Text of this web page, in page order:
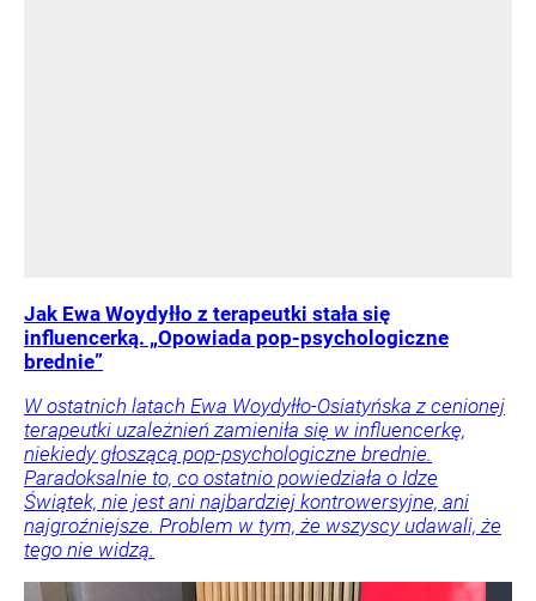
Jak Ewa Woydyłło z terapeutki stała się
influencerką. „Opowiada pop-psychologiczne
brednie”
W ostatnich latach Ewa Woydyłło-Osiatyńska z cenionej
terapeutki uzależnień zamieniła się w influencerkę,
niekiedy głoszącą pop-psychologiczne brednie.
Paradoksalnie to, co ostatnio powiedziała o Idze
Świątek, nie jest ani najbardziej kontrowersyjne, ani
najgroźniejsze. Problem w tym, że wszyscy udawali, że
tego nie widzą.